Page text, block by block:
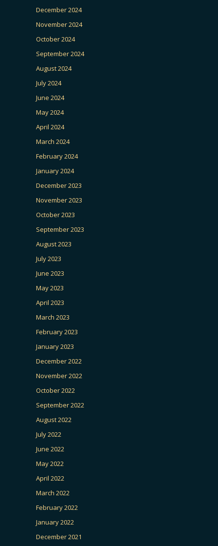
December 2024
November 2024
October 2024
September 2024
August 2024
July 2024
June 2024
May 2024
April 2024
March 2024
February 2024
January 2024
December 2023
November 2023
October 2023
September 2023
August 2023
July 2023
June 2023
May 2023
April 2023
March 2023
February 2023
January 2023
December 2022
November 2022
October 2022
September 2022
August 2022
July 2022
June 2022
May 2022
April 2022
March 2022
February 2022
January 2022
December 2021